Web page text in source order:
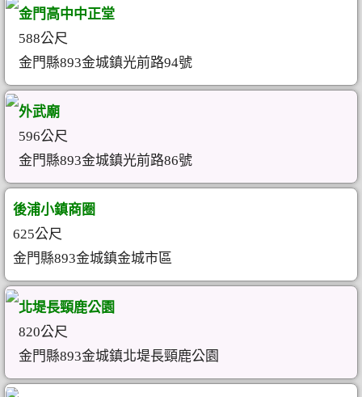
金門高中中正堂
588公尺
金門縣893金城鎮光前路94號
外武廟
596公尺
金門縣893金城鎮光前路86號
後浦小鎮商圈
625公尺
金門縣893金城鎮金城市區
北堤長頸鹿公園
820公尺
金門縣893金城鎮北堤長頸鹿公園